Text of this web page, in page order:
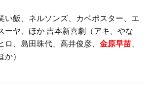
い飯、ネルソンズ、カベポスター、エ
ーヤ、ほか 吉本新喜劇（アキ、やな
ロ、島田珠代、高井俊彦、 金原早苗
か）